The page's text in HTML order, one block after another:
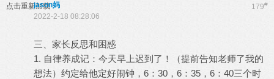
点击重新加载 179#
jason妈
2022-2-18 08:28:06
三、家长反思和困惑
1. 自律养成记：今天早上迟到了！（提前告知老师了我的
想法）约定给他定好闹钟，6：30，6：35，6：40三个时